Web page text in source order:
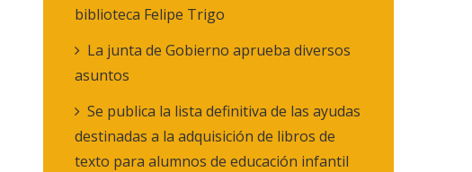
biblioteca Felipe Trigo
La junta de Gobierno aprueba diversos
asuntos
Se publica la lista definitiva de las ayudas
destinadas a la adquisición de libros de
texto para alumnos de educación infantil